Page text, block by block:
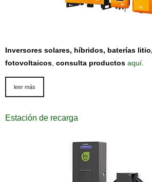
Inversores solares, híbridos, baterías
fotovoltaicos, consulta productos aquí.
leer más
Estación de recarga